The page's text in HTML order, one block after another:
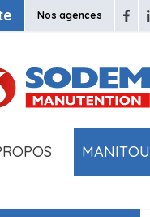
Nos agences
MANITOU